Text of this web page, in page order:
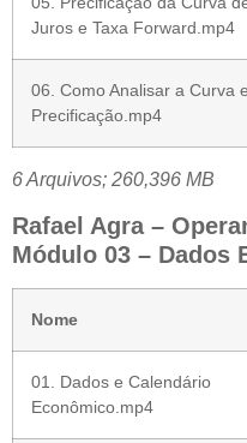
Juros e Taxa Forward.mp4
06. Como Analisar a Curva e
Precificação.mp4
6 Arquivos; 260,396 MB
Rafael Agra –
Módulo 03 – Dados
Nome
01. Dados e Calendário
Econômico.mp4